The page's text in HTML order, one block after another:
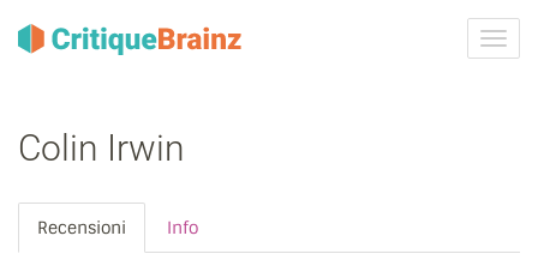
Colin Irwin
Recensioni Info